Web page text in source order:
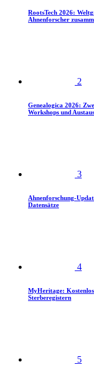
RootsTech 2026:
Ahnenforscher
2
Genealogica 2026:
Workshops und
3
Ahnenforschung-
Datensätze
4
MyHeritage:
Sterberegistern
5